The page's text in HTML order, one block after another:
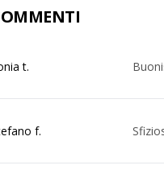
t.
f.